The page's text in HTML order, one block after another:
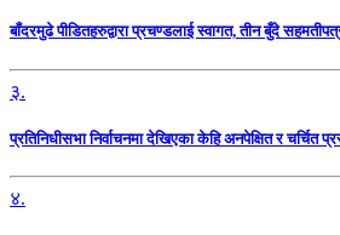
बाँदरमुढे पीडितहरुद्वारा प्रचण्डलाई स्वागत, तीन बुँदे
३.
प्रतिनिधीसभा निर्वाचनमा देखिएका केहि अनपेक्षित र चर्चित
४.